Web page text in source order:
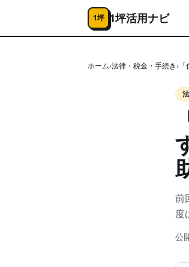
コンテンツへスキップ
1坪 1坪活用ナビ
ホーム›法律・税金・手続き›
前
度
公